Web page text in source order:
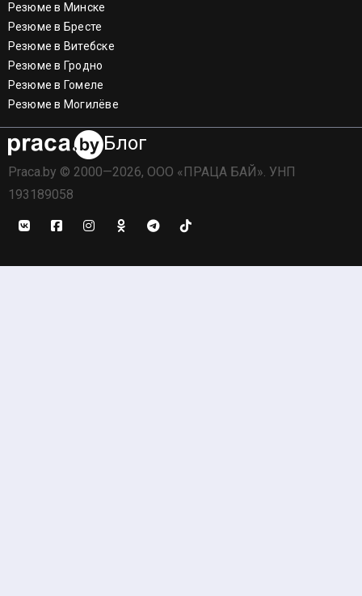
Резюме в Минске
Резюме в Бресте
Резюме в Витебске
Резюме в Гродно
Резюме в Гомеле
Резюме в Могилёве
Блог
Praca.by © 2000—2026, ООО «ПРАЦА БАЙ». УНП
193189058